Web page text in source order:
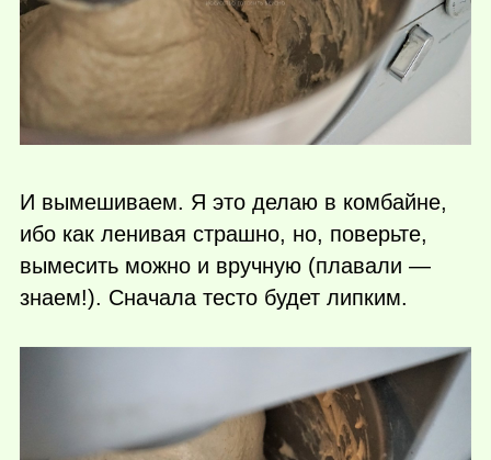
И вымешиваем. Я это делаю в комбайне,
ибо как ленивая страшно, но, поверьте,
вымесить можно и вручную (плавали —
знаем!). Сначала тесто будет липким.